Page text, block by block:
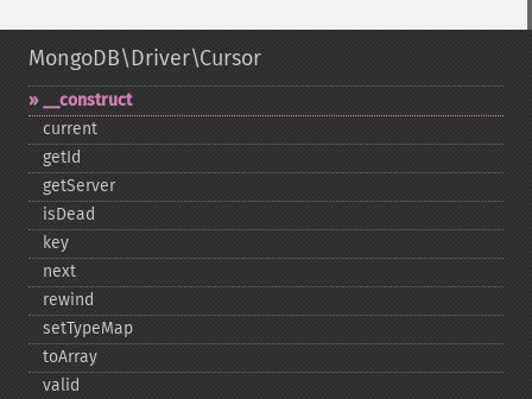
MongoDB\Driver\Cursor
_​_​construct
current
getId
getServer
isDead
key
next
rewind
setTypeMap
toArray
valid